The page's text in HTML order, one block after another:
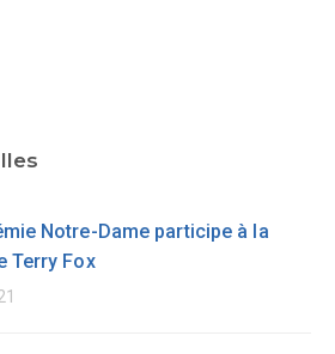
Notre-Dame participe à la
Terry Fox